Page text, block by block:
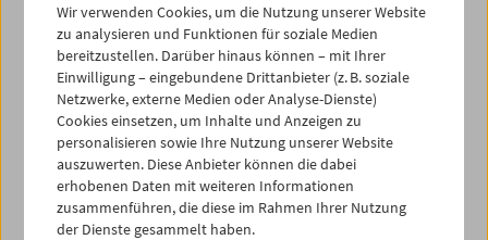
sinnbildlich am oder vom Rand abbilden, zu sammeln, zu
zeigen und zu bewahren: Analoge Schmalfilme,
Handyvideos oder YouTube-Clips von Alltagssituationen
und besonderen Momenten, von Freizeitaktivitäten oder
privatem Engagement, von politischen Ereignissen oder
aus dem Arbeitsleben.
Die Kontaktaufnahme mit Bewohner*innen und die
Zusammenarbeit mit Institutionen, die lange und
erfolgreich vor Ort arbeiten, ist dabei zentral. So sind
Wir verwenden Cookies, um die Nutzung unserer Website
zu analysieren und Funktionen für soziale Medien
bereitzustellen. Darüber hinaus können – mit Ihrer
Einwilligung – eingebundene Drittanbieter (z. B. soziale
Netzwerke, externe Medien oder Analyse-Dienste)
Cookies einsetzen, um Inhalte und Anzeigen zu
personalisieren sowie Ihre Nutzung unserer Website
auszuwerten. Diese Anbieter können die dabei
erhobenen Daten mit weiteren Informationen
zusammenführen, die diese im Rahmen Ihrer Nutzung
der Dienste gesammelt haben.